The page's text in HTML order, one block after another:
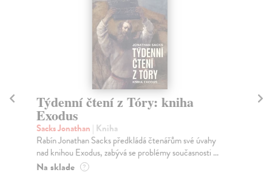
Týdenní čtení z Tóry: kniha
Exodus
Sacks Jonathan | Kniha
Rabín Jonathan Sacks předkládá čtenářům své úvahy
nad knihou Exodus, zabývá se problémy současnosti ...
Na sklade ?